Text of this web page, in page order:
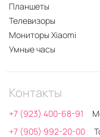
Планшеты
Телевизоры
Мониторы Xiaomi
Умные часы
Контакты
+7 (923) 400-68-91
+7 (905) 992-20-00